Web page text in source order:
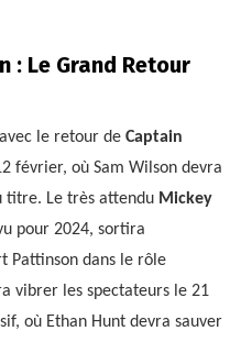
: Le Grand Retour
le retour de Captain
février, où Sam Wilson devra
titre. Le très attendu Mickey
pour 2024, sortira
Pattinson dans le rôle
vibrer les spectateurs le 21
où Ethan Hunt devra sauver